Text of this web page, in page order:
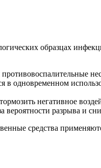
образцах
в одновременном
негативное
разрыва и
средства